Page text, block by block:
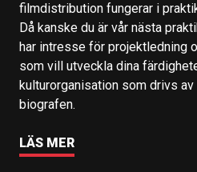
filmdistribution fungerar i
Då kanske du är vår nästa
har intresse för projektledning
som vill utveckla dina
kulturorganisation som drivs
biografen.
LÄS MER